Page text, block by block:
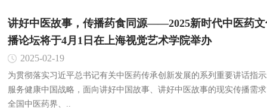
讲好中医故事，传播药食同源——2025新时代中医药文
播论坛将于4月1日在上海视觉艺术学院举办
2025-02-19
为贯彻落实习近平总书记有关中医药传承创新发展的系列重要讲话指
服务健康中国战略，面向讲好中国故事、讲好中医故事的现实传播需
全国中医药界、..